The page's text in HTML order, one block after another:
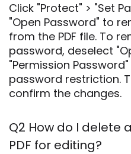
Click "Protect" > "Set
"Open Password" to
from the PDF file. To
password, deselect
"Permission
password restriction.
confirm the changes.
Q2 How do I delete
PDF for editing?